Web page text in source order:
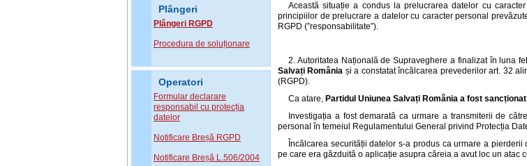
Plângeri
Plângeri RGPD
Procedura de soluționare
Operatori
Formular declarare
responsabil cu protecția
datelor
Notificare Breșă RGPD
Notificare Breșă L.506/2004
Această situație a condus la prelucrarea datelor cu
principiilor de prelucrare a datelor cu caracter personal
RGPD (”responsabilitate”).
2. Autoritatea Națională de Supraveghere a finalizat în luna
Salvați România și a constatat încălcarea prevederilor art. 32
(RGPD).
Ca atare, Partidul Uniunea Salvați România a fost
Investigația a fost demarată ca urmare a transmiterii de
personal în temeiul Regulamentului General privind Protecția
Încălcarea securității datelor s-a produs ca urmare a
pe care era găzduită o aplicație asupra căreia a avut loc un atac